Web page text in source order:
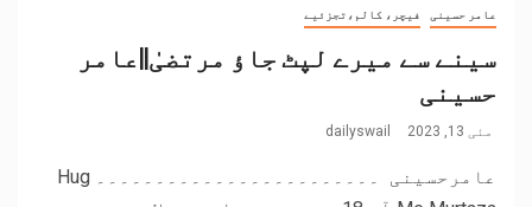
عامر حسینی فیچر، کالم،تجزئیے
سینے سے میرے لپٹ جاؤ مرتضیٰ||عامر
حسینی
مئی 13, 2023 dailyswail
عامرحسینی ۔۔۔۔۔۔۔۔۔۔۔۔۔۔۔۔۔۔۔۔۔۔۔۔ Hug